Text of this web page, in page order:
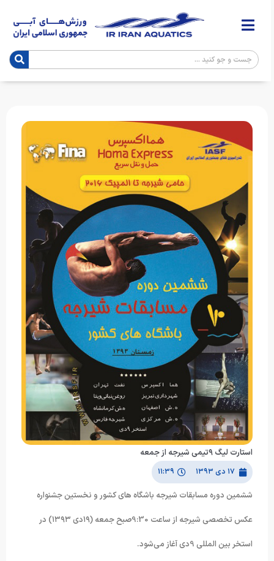
استارت لیگ ۹تیمی شیرجه از جمعه
۱۷ دی ۱۳۹۳ ۱۱:۳۹
ششمین دوره مسابقات شیرجه باشگاه های کشور و نخستین جشنواره
عکس تخصصی شیرجه از ساعت 9:30صبح جمعه (١٩دی ١٣٩٣) در
استخر بین المللی 9دی آغاز می‌شود.